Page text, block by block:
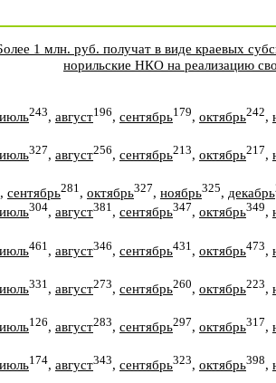
1 млн. руб. получат в виде краевых
норильские НКО на реализацию
июль243, август196, сентябрь179, октябрь242,
июль327, август256, сентябрь213, октябрь217,
, сентябрь281, октябрь327, ноябрь325, декабрь
июль304, август381, сентябрь347, октябрь349,
июль461 , август346, сентябрь431 , октябрь473,
июль331 , август273, сентябрь260, октябрь223,
июль126, август283, сентябрь297, октябрь317,
июль174, август343, сентябрь323, октябрь398,